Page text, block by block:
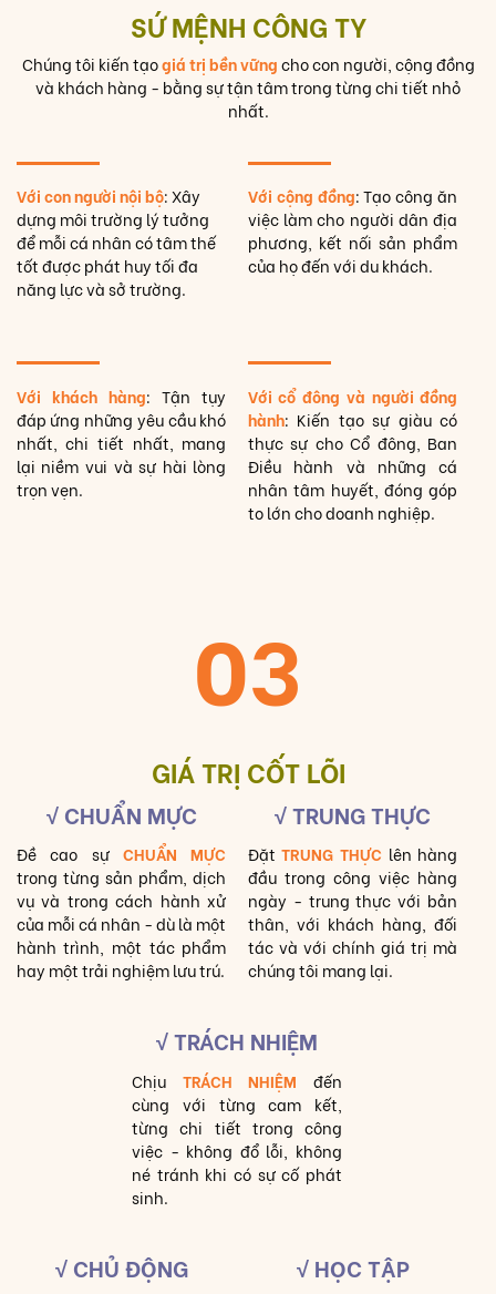
SỨ MỆNH CÔNG TY
Chúng tôi kiến tạogiá trị bền vữngcho con người, cộng đồng
và khách hàng - bằng sự tận tâm trong từng chi tiết nhỏ
nhất.
Với con người nội bộ: Xây
dựng môi trường lý tưởng
để mỗi cá nhân có tâm thế
tốt được phát huy tối đa
năng lực và sở trường.
Với cộng đồng: Tạo công ăn
việc làm cho người dân địa
phương, kết nối sản phẩm
của họ đến với du khách.
Với khách hàng: Tận tụy
đáp ứng những yêu cầu khó
nhất, chi tiết nhất, mang
lại niềm vui và sự hài lòng
trọn vẹn.
Với cổ đông và người đồng
hành: Kiến tạo sự giàu có
thực sự cho Cổ đông, Ban
Điều hành và những cá
nhân tâm huyết, đóng góp
to lớn cho doanh nghiệp.
03
GIÁ TRỊ CỐT LÕI
√ CHUẨN MỰC
Đề cao sự CHUẨN MỰC
trong từng sản phẩm, dịch
vụ và trong cách hành xử
của mỗi cá nhân - dù là một
hành trình, một tác phẩm
hay một trải nghiệm lưu trú.
√ TRUNG THỰC
ĐặtTRUNG THỰC lên hàng
đầu trong công việc hàng
ngày - trung thực với bản
thân, với khách hàng, đối
tác và với chính giá trị mà
chúng tôi mang lại.
√ TRÁCH NHIỆM
Chịu TRÁCH NHIỆM đến
cùng với từng cam kết,
từng chi tiết trong công
việc - không đổ lỗi, không
né tránh khi có sự cố phát
sinh.
√ CHỦ ĐỘNG √ HỌC TẬP